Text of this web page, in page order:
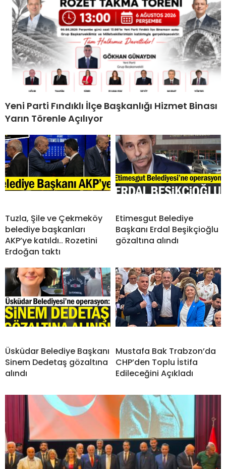
Yeni Parti Fındıklı İlçe Başkanlığı Hizmet Binası
Yarın Törenle Açılıyor
Tuzla, Şile ve Çekmeköy
belediye başkanları
AKP’ye katıldı.. Rozetini
Erdoğan taktı
Etimesgut Belediye
Başkanı Erdal Beşikçioğlu
gözaltına alındı
Üsküdar Belediye Başkanı
Sinem Dedetaş gözaltına
alındı
Mustafa Bak Trabzon’da
CHP’den Toplu İstifa
Edileceğini Açıkladı